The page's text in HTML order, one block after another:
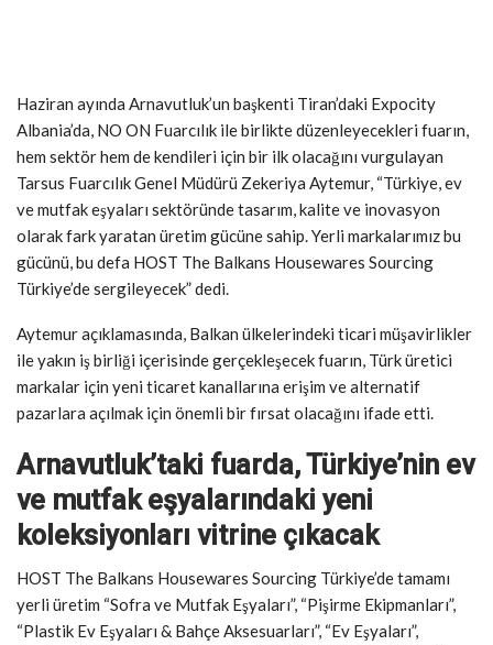
Haziran ayında Arnavutluk’un başkenti Tiran’daki Expocity
Albania’da, NO ON Fuarcılık ile birlikte düzenleyecekleri fuarın,
hem sektör hem de kendileri için bir ilk olacağını vurgulayan
Tarsus Fuarcılık Genel Müdürü Zekeriya Aytemur, “Türkiye, ev
ve mutfak eşyaları sektöründe tasarım, kalite ve inovasyon
olarak fark yaratan üretim gücüne sahip. Yerli markalarımız bu
gücünü, bu defa HOST The Balkans Housewares Sourcing
Türkiye’de sergileyecek” dedi.
Aytemur açıklamasında, Balkan ülkelerindeki ticari müşavirlikler
ile yakın iş birliği içerisinde gerçekleşecek fuarın, Türk üretici
markalar için yeni ticaret kanallarına erişim ve alternatif
pazarlara açılmak için önemli bir fırsat olacağını ifade etti.
Arnavutluk’taki fuarda, Türkiye’nin ev
ve mutfak eşyalarındaki yeni
koleksiyonları vitrine çıkacak
HOST The Balkans Housewares Sourcing Türkiye’de tamamı
yerli üretim “Sofra ve Mutfak Eşyaları”, “Pişirme Ekipmanları”,
“Plastik Ev Eşyaları & Bahçe Aksesuarları”, “Ev Eşyaları”,